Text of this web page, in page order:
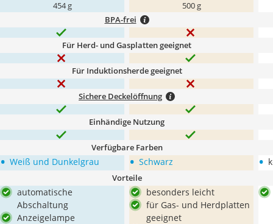
454 g 500 g
BPA-frei
Für Herd- und Gasplatten geeignet
Für Induktionsherde geeignet
Sichere Deckelöffnung
Einhändige Nutzung
Verfügbare Farben
• Weiß und Dunkelgrau • Schwarz •
Vorteile
automatische
Abschaltung
Anzeigelampe
besonders leicht
für Gas- und Herdplatten
geeignet